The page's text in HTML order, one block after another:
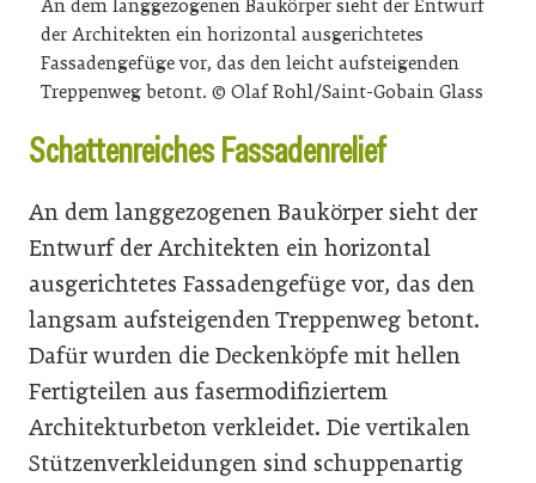
An dem langgezogenen Baukörper sieht der Entwurf
der Architekten ein horizontal ausgerichtetes
Fassadengefüge vor, das den leicht aufsteigenden
Treppenweg betont. © Olaf Rohl/Saint-Gobain Glass
Schattenreiches Fassadenrelief
An dem langgezogenen Baukörper sieht der
Entwurf der Architekten ein horizontal
ausgerichtetes Fassadengefüge vor, das den
langsam aufsteigenden Treppenweg betont.
Dafür wurden die Deckenköpfe mit hellen
Fertigteilen aus fasermodifiziertem
Architekturbeton verkleidet. Die vertikalen
Stützenverkleidungen sind schuppenartig